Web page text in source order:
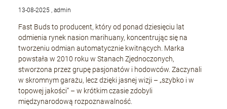
13-08-2025 , admin
Fast Buds to producent, który od ponad dziesięciu lat
odmienia rynek nasion marihuany, koncentrując się na
tworzeniu odmian automatycznie kwitnących. Marka
powstała w 2010 roku w Stanach Zjednoczonych,
stworzona przez grupę pasjonatów i hodowców. Zaczynali
w skromnym garażu, lecz dzięki jasnej wizji – „szybko i w
topowej jakości” – w krótkim czasie zdobyli
międzynarodową rozpoznawalność.